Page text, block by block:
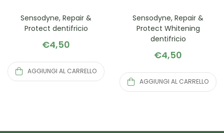
Sensodyne, Repair &
Protect dentifricio
€4,50
AGGIUNGI AL CARRELLO
Sensodyne, Repair &
Protect Whitening
dentifricio
€4,50
AGGIUNGI AL CARRELLO